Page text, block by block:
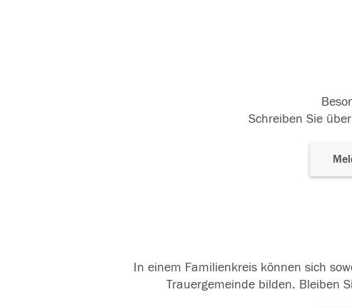
Schreiben Sie
In einem Familienkreis können sich
Trauergemeinde bilden. Bleiben